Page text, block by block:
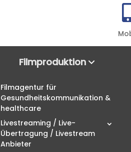
Filmproduktion
Filmagentur für
Gesundheitskommunikation &
healthcare
Livestreaming / Live-
Übertragung / Livestream
Anbieter